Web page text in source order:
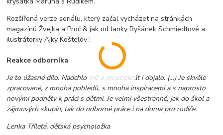
Rozšířená verze seriálu, který začal vycházet na stránkách
magazínů Žvejka a Proč & jak od Janky Ryšánek Schmiedtové a
ilustrátorky Ajky Koštelové.
Reakce odborníka
Je to úžasné dílo. Nadchlo mě a mnohokrát i dojalo. (…) Je skvěle
zpracované, z mnoha pohledů, s mnoha inspiracemi a s naprosto
novými podněty k práci s dětmi. Je velmi všestranné, jak do škol a
zájmových skupin, tak do odborné práce i na doma pro rodiče.
Lenka Tříletá, dětská psycholožka